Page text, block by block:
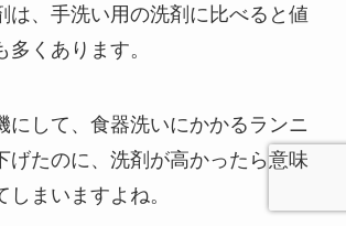
は、手洗い用の洗剤に比べると値
くあります。
にして、食器洗いにかかるランニ
げたのに、洗剤が高かったら意味
まいますよね。